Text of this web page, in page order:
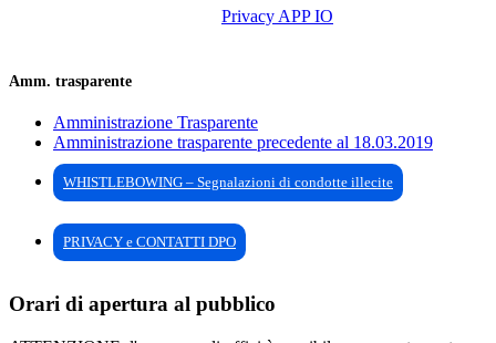
Privacy APP IO
Amm. trasparente
Amministrazione Trasparente
Amministrazione trasparente precedente al 18.03.2019
WHISTLEBOWING – Segnalazioni di condotte illecite
PRIVACY e CONTATTI DPO
Orari di apertura al pubblico